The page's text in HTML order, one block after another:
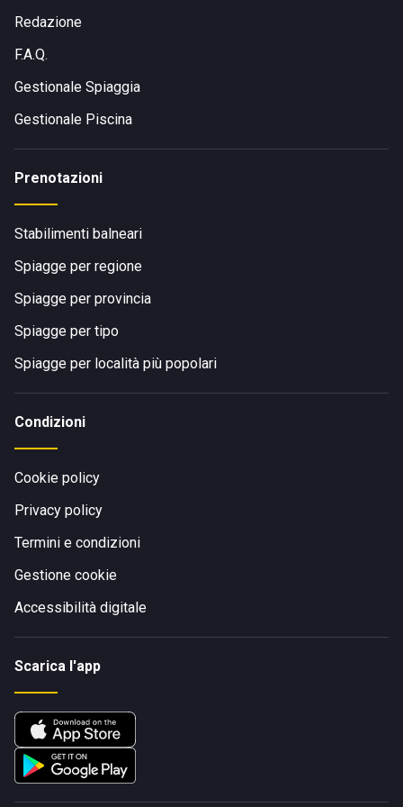
Redazione
F.A.Q.
Gestionale Spiaggia
Gestionale Piscina
Prenotazioni
Stabilimenti balneari
Spiagge per regione
Spiagge per provincia
Spiagge per tipo
Spiagge per località più popolari
Condizioni
Cookie policy
Privacy policy
Termini e condizioni
Gestione cookie
Accessibilità digitale
Scarica l'app